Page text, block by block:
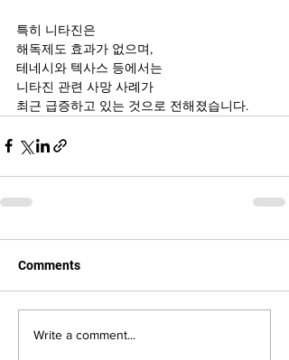
특히 니타진은
해독제도 효과가 없으며,
테네시와 텍사스 등에서는
니타진 관련 사망 사례가
최근 급증하고 있는 것으로 전해졌습니다.
Comments
Write a comment...